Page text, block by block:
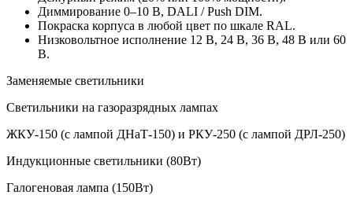
Диммирование 0–10 В, DALI / Push DIM.
Покраска корпуса в любой цвет по шкале RAL.
Низковольтное исполнение 12 В, 24 В, 36 В, 48 В или 60
В.
Заменяемые светильники
Светильники на газоразрядных лампах
ЖКУ-150 (с лампой ДНаТ-150) и РКУ-250 (с лампой ДРЛ-250)
Индукционные светильники (80Вт)
Галогеновая лампа (150Вт)